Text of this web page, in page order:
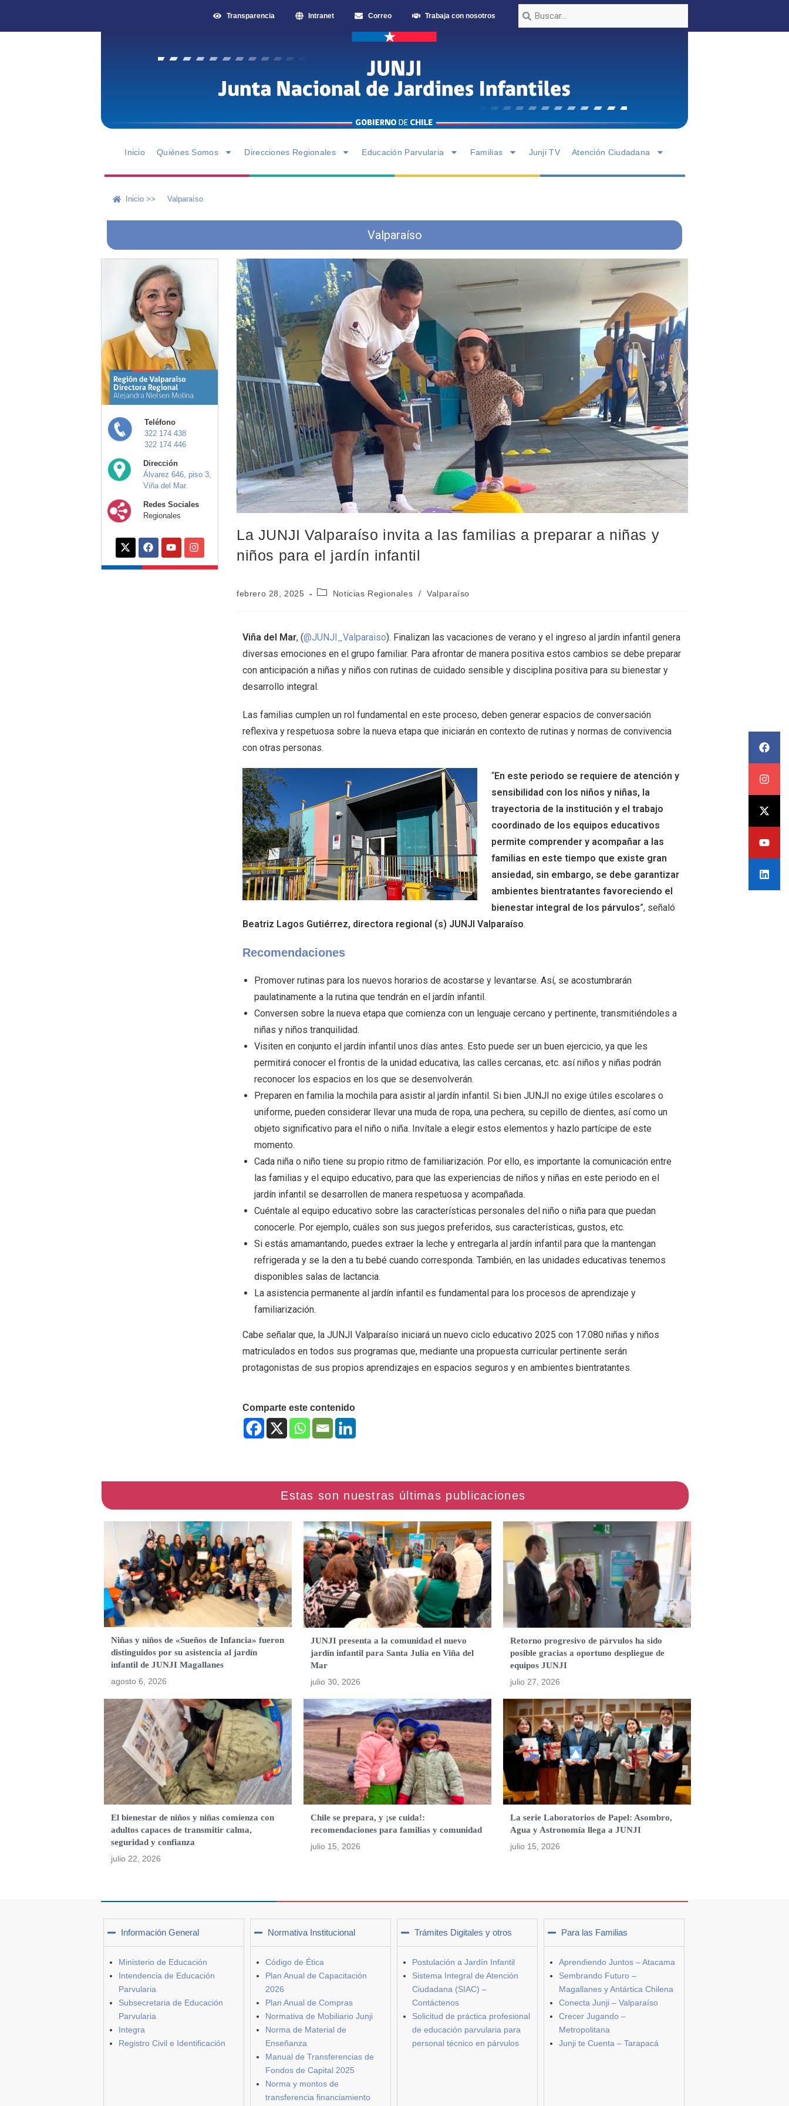
Transparencia Intranet Correo Trabaja con nosotros
Inicio Quiénes Somos Direcciones Regionales Educación Parvularia Familias Junji TV Atención Ciudadana
Inicio >> Valparaíso
Valparaíso
Teléfono
322 174 438
322 174 446
Dirección
Álvarez 646, piso 3,
Viña del Mar.
Redes Sociales
Regionales
La JUNJI Valparaíso invita a las familias a preparar a niñas y
niños para el jardín infantil
febrero 28, 2025 Noticias Regionales / Valparaíso
Viña del Mar, (@JUNJI_Valparaiso). Finalizan las vacaciones de verano y el ingreso al jardín infantil genera
diversas emociones en el grupo familiar. Para afrontar de manera positiva estos cambios se debe preparar
con anticipación a niñas y niños con rutinas de cuidado sensible y disciplina positiva para su bienestar y
desarrollo integral.
Las familias cumplen un rol fundamental en este proceso, deben generar espacios de conversación
reflexiva y respetuosa sobre la nueva etapa que iniciarán en contexto de rutinas y normas de convivencia
con otras personas.
“En este periodo se requiere de atención y
sensibilidad con los niños y niñas, la
trayectoria de la institución y el trabajo
coordinado de los equipos educativos
permite comprender y acompañar a las
familias en este tiempo que existe gran
ansiedad, sin embargo, se debe garantizar
ambientes bientratantes favoreciendo el
bienestar integral de los párvulos”, señaló
Beatriz Lagos Gutiérrez, directora regional (s) JUNJI Valparaíso.
Recomendaciones
Promover rutinas para los nuevos horarios de acostarse y levantarse. Así, se acostumbrarán
paulatinamente a la rutina que tendrán en el jardín infantil.
Conversen sobre la nueva etapa que comienza con un lenguaje cercano y pertinente, transmitiéndoles a
niñas y niños tranquilidad.
Visiten en conjunto el jardín infantil unos días antes. Esto puede ser un buen ejercicio, ya que les
permitirá conocer el frontis de la unidad educativa, las calles cercanas, etc. así niños y niñas podrán
reconocer los espacios en los que se desenvolverán.
Preparen en familia la mochila para asistir al jardín infantil. Si bien JUNJI no exige útiles escolares o
uniforme, pueden considerar llevar una muda de ropa, una pechera, su cepillo de dientes, así como un
objeto significativo para el niño o niña. Invítale a elegir estos elementos y hazlo partícipe de este
momento.
Cada niña o niño tiene su propio ritmo de familiarización. Por ello, es importante la comunicación entre
las familias y el equipo educativo, para que las experiencias de niños y niñas en este periodo en el
jardín infantil se desarrollen de manera respetuosa y acompañada.
Cuéntale al equipo educativo sobre las características personales del niño o niña para que puedan
conocerle. Por ejemplo, cuáles son sus juegos preferidos, sus características, gustos, etc.
Si estás amamantando, puedes extraer la leche y entregarla al jardín infantil para que la mantengan
refrigerada y se la den a tu bebé cuando corresponda. También, en las unidades educativas tenemos
disponibles salas de lactancia.
La asistencia permanente al jardín infantil es fundamental para los procesos de aprendizaje y
familiarización.
Cabe señalar que, la JUNJI Valparaíso iniciará un nuevo ciclo educativo 2025 con 17.080 niñas y niños
matriculados en todos sus programas que, mediante una propuesta curricular pertinente serán
protagonistas de sus propios aprendizajes en espacios seguros y en ambientes bientratantes.
Comparte este contenido
Niñas y niños de «Sueños de Infancia» fueron
distinguidos por su asistencia al jardín
infantil de JUNJI Magallanes
agosto 6, 2026
JUNJI presenta a la comunidad el nuevo
jardín infantil para Santa Julia en Viña del
Mar
julio 30, 2026
Retorno progresivo de párvulos ha sido
posible gracias a oportuno despliegue de
equipos JUNJI
julio 27, 2026
El bienestar de niños y niñas comienza con
adultos capaces de transmitir calma,
seguridad y confianza
julio 22, 2026
Chile se prepara, y ¡se cuida!:
recomendaciones para familias y comunidad
julio 15, 2026
La serie Laboratorios de Papel: Asombro,
Agua y Astronomía llega a JUNJI
julio 15, 2026
Información General
Ministerio de Educación
Intendencia de Educación
Parvularia
Subsecretaria de Educación
Parvularia
Integra
Registro Civil e Identificación
Normativa Institucional
Código de Ética
Plan Anual de Capacitación
2026
Plan Anual de Compras
Normativa de Mobiliario Junji
Norma de Material de
Enseñanza
Manual de Transferencias de
Fondos de Capital 2025
Norma y montos de
transferencia financiamiento
Trámites Digitales y otros
Postulación a Jardín Infantil
Sistema Integral de Atención
Ciudadana (SIAC) –
Contáctenos
Solicitud de práctica profesional
de educación parvularia para
personal técnico en párvulos
Para las Familias
Aprendiendo Juntos – Atacama
Sembrando Futuro –
Magallanes y Antártica Chilena
Conecta Junji – Valparaíso
Crecer Jugando –
Metropolitana
Junji te Cuenta – Tarapacá